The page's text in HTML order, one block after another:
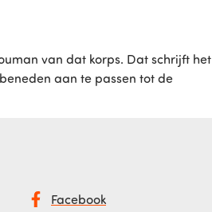
van dat korps. Dat schrijft het
aan te passen tot de
Facebook